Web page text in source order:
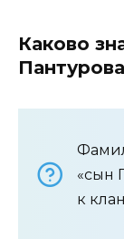
Каково
«сын
к